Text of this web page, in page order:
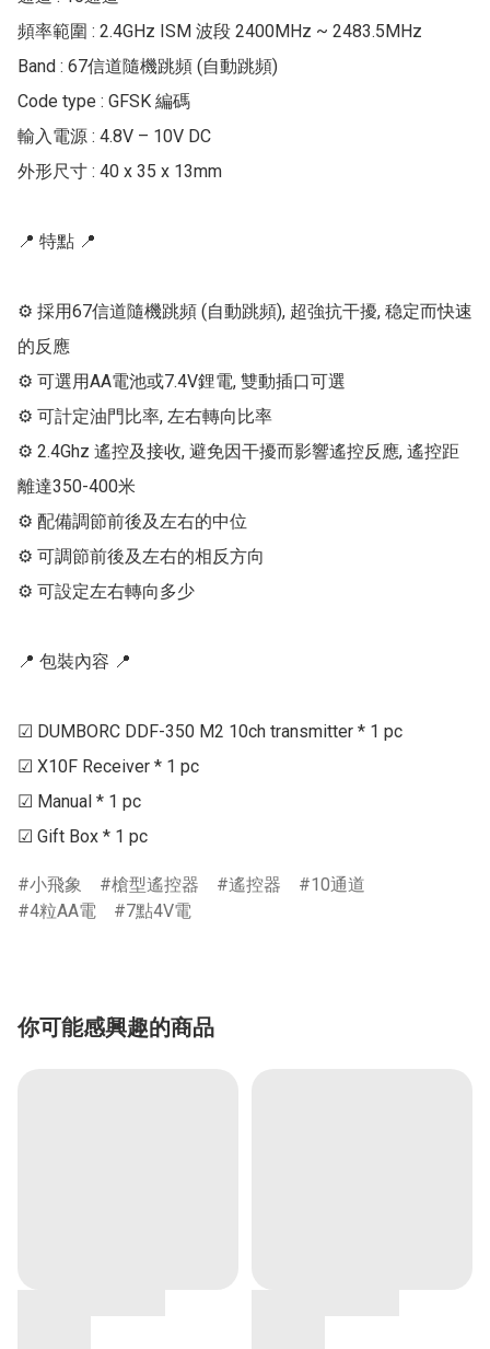
頻率範圍 : 2.4GHz ISM 波段 2400MHz ~ 2483.5MHz
Band : 67信道隨機跳頻 (自動跳頻)
Code type : GFSK 編碼
輸入電源 : 4.8V – 10V DC
外形尺寸 : 40 x 35 x 13mm
📍 特點 📍
⚙ 採用67信道隨機跳頻 (自動跳頻), 超強抗干擾, 稳定而快速
的反應
⚙ 可選用AA電池或7.4V鋰電, 雙動插口可選
⚙ 可計定油門比率, 左右轉向比率
⚙ 2.4Ghz 遙控及接收, 避免因干擾而影響遙控反應, 遙控距
離達350-400米
⚙ 配備調節前後及左右的中位
⚙ 可調節前後及左右的相反方向
⚙ 可設定左右轉向多少
📍 包裝內容 📍
☑ DUMBORC DDF-350 M2 10ch transmitter * 1 pc
☑ X10F Receiver * 1 pc
☑ Manual * 1 pc
☑ Gift Box * 1 pc
小飛象 槍型遙控器 遙控器
10通道
4粒AA電
7點4V電
你可能感興趣的商品